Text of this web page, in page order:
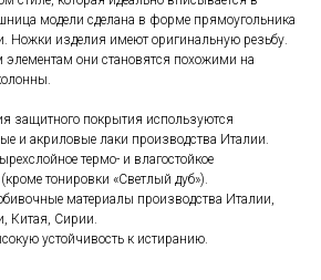
модели сделана в форме прямоугольника
Ножки изделия имеют оригинальную резьбу.
элементам они становятся похожими на
защитного покрытия используются
и акриловые лаки производства Италии.
термо- и влагостойкое
тонировки «Светлый дуб»).
материалы производства Италии,
Китая, Сирии.
устойчивость к истиранию.